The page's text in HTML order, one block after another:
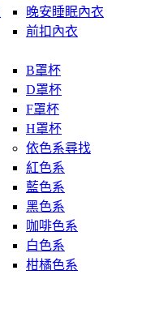
晚安睡眠內衣
前扣內衣
B罩杯
D罩杯
F罩杯
H罩杯
依色系尋找
紅色系
藍色系
黑色系
咖啡色系
白色系
柑橘色系